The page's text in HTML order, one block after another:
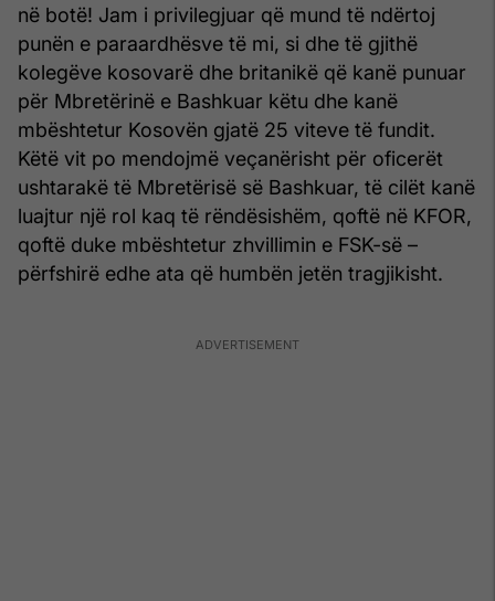
në botë! Jam i privilegjuar që mund të ndërtoj
punën e paraardhësve të mi, si dhe të gjithë
kolegëve kosovarë dhe britanikë që kanë punuar
për Mbretërinë e Bashkuar këtu dhe kanë
mbështetur Kosovën gjatë 25 viteve të fundit.
Këtë vit po mendojmë veçanërisht për oficerët
ushtarakë të Mbretërisë së Bashkuar, të cilët kanë
luajtur një rol kaq të rëndësishëm, qoftë në KFOR,
qoftë duke mbështetur zhvillimin e FSK-së –
përfshirë edhe ata që humbën jetën tragjikisht.